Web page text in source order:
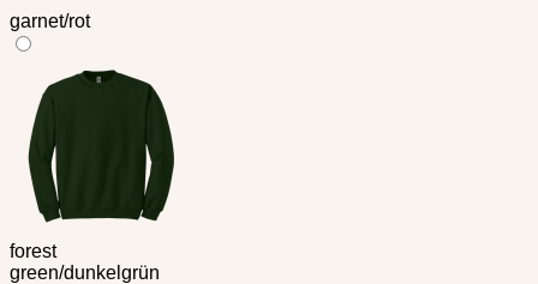
garnet/rot
forest
green/dunkelgrün